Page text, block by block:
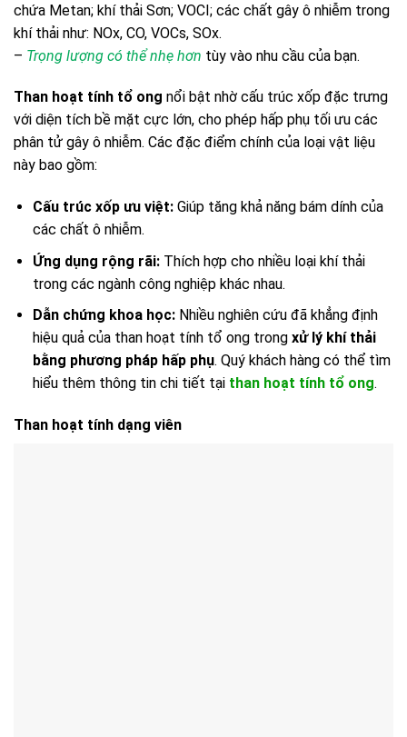
chứa Metan; khí thải Sơn; VOCI; các chất gây ô nhiễm trong
khí thải như: NOx, CO, VOCs, SOx.
– Trọng lượng có thể nhẹ hơn tùy vào nhu cầu của bạn.
Than hoạt tính tổ ong nổi bật nhờ cấu trúc xốp đặc trưng
với diện tích bề mặt cực lớn, cho phép hấp phụ tối ưu các
phân tử gây ô nhiễm. Các đặc điểm chính của loại vật liệu
này bao gồm:
Cấu trúc xốp ưu việt:Giúp tăng khả năng bám dính của
các chất ô nhiễm.
Ứng dụng rộng rãi:Thích hợp cho nhiều loại khí thải
trong các ngành công nghiệp khác nhau.
Dẫn chứng khoa học:Nhiều nghiên cứu đã khẳng định
hiệu quả của than hoạt tính tổ ong trong xử lý khí thải
bằng phương pháp hấp phụ. Quý khách hàng có thể tìm
hiểu thêm thông tin chi tiết tại than hoạt tính tổ ong.
Than hoạt tính dạng viên